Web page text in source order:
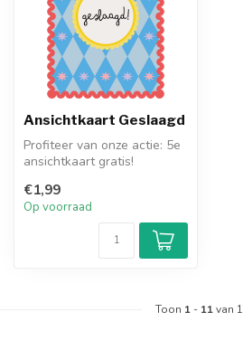
Ansichtkaart Geslaagd
Profiteer van onze actie: 5e
ansichtkaart gratis!
€1,99
Op voorraad
Toon 1 - 11van